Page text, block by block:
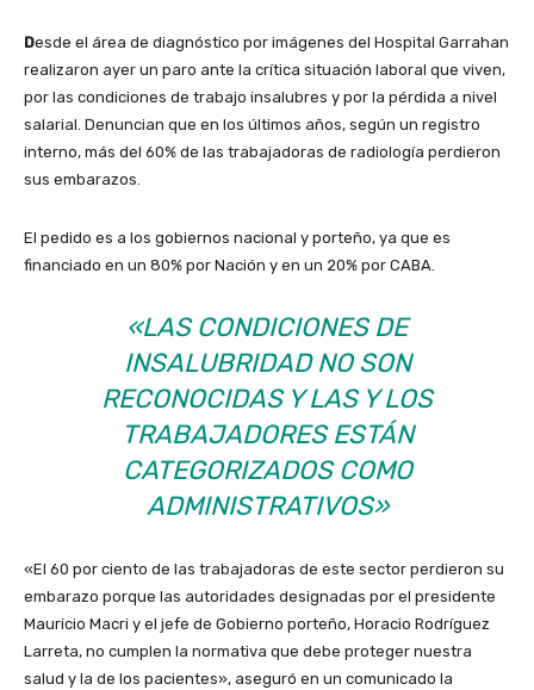
Desde el área de diagnóstico por imágenes del Hospital Garrahan
realizaron ayer un paro ante la crítica situación laboral que viven,
por las condiciones de trabajo insalubres y por la pérdida a nivel
salarial. Denuncian que en los últimos años, según un registro
interno, más del 60% de las trabajadoras de radiología perdieron
sus embarazos.
El pedido es a los gobiernos nacional y porteño, ya que es
financiado en un 80% por Nación y en un 20% por CABA.
«LAS CONDICIONES DE
INSALUBRIDAD NO SON
RECONOCIDAS Y LAS Y LOS
TRABAJADORES ESTÁN
CATEGORIZADOS COMO
ADMINISTRATIVOS»
«El 60 por ciento de las trabajadoras de este sector perdieron su
embarazo porque las autoridades designadas por el presidente
Mauricio Macri y el jefe de Gobierno porteño, Horacio Rodríguez
Larreta, no cumplen la normativa que debe proteger nuestra
salud y la de los pacientes», aseguró en un comunicado la